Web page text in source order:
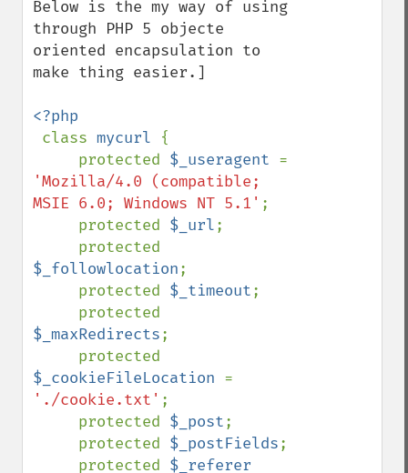
Below is the my way of using
through PHP 5 objecte
oriented encapsulation to
make thing easier.]
<?php
class mycurl {
     protected
$_useragent
'Mozilla/4.0 (compatible;
MSIE 6.0; Windows NT 5.1' ;
     protected
$_url;
$_followlocation;
     protected
$_timeout;
$_maxRedirects;
$_cookieFileLocation
'./cookie.txt' ;
     protected
$_post;
     protected
$_postFields;
     protected